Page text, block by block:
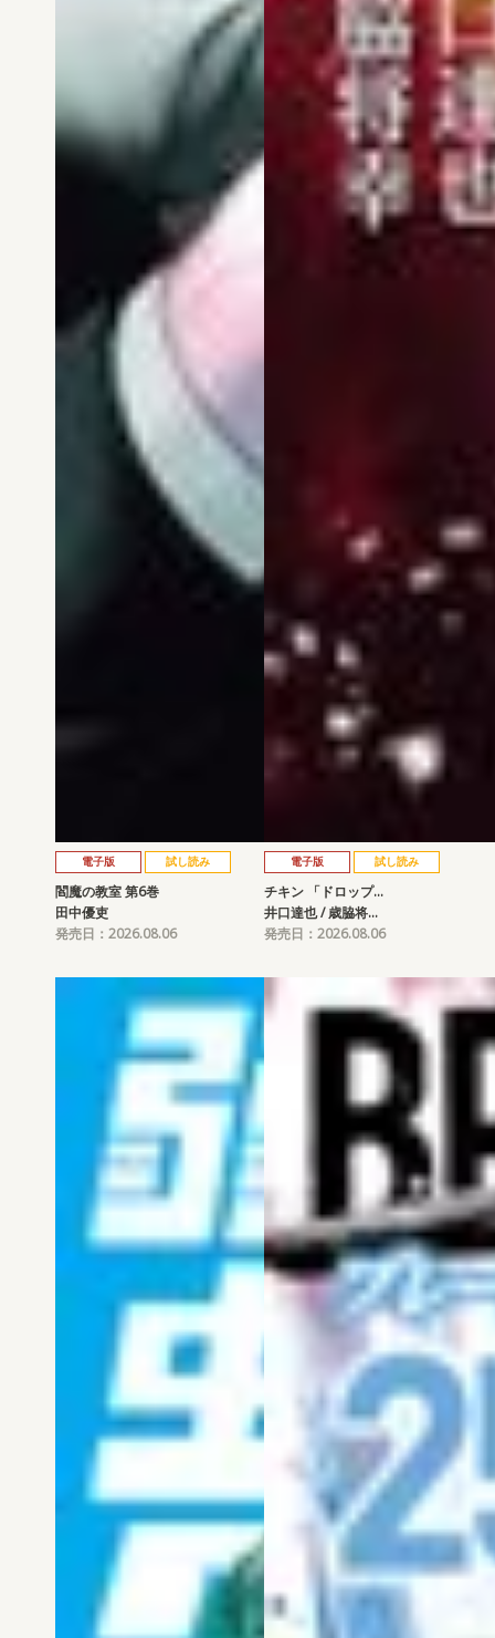
電子版 試し読み
閻魔の教室 第6巻
田中優吏
発売日：2026.08.06
電子版 試し読み
チキン 「ドロップ…
井口達也 / 歳脇将…
発売日：2026.08.06